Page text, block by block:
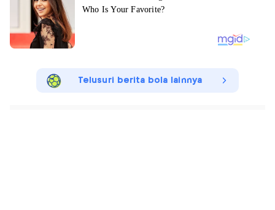
Telusuri berita bola lainnya